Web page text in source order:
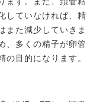
していなければ、精
また減少していきま
、多くの精子が卵管
の目的になります。